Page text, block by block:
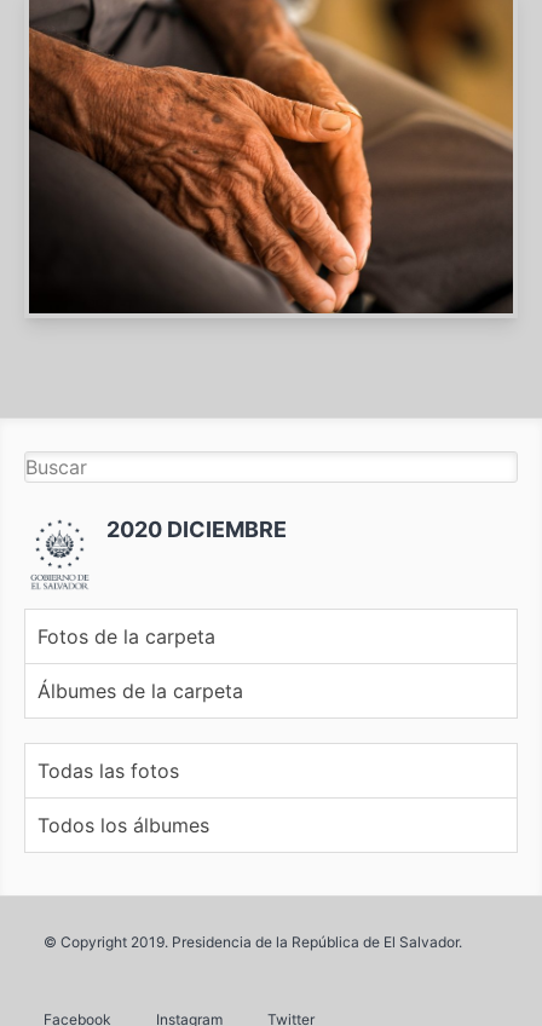
2020 DICIEMBRE
Fotos de la carpeta
Álbumes de la carpeta
Todas las fotos
Todos los álbumes
© Copyright 2019. Presidencia de la República de El Salvador.
Facebook Instagram Twitter